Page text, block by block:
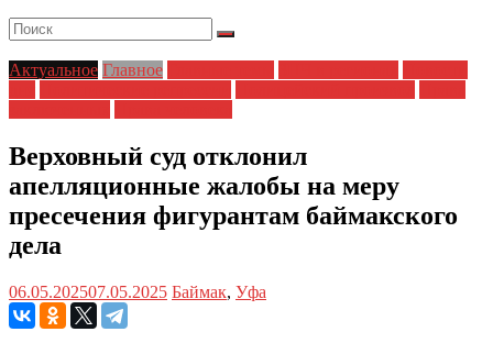
Актуальное Главное
Верховный суд отклонил
апелляционные жалобы на меру
пресечения фигурантам баймакского
дела
06.05.202507.05.2025 Баймак, Уфа